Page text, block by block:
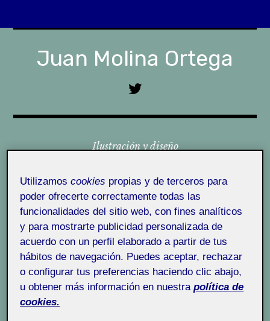
contentJuan Molina Ortega
i
t
r
U
O
C
u
n
i
v
Ilustración y diseño
Menu
¿Quién soy?
ActiFolio:Actividad 8) Reflexión y cierre
Utilizamoscookies propias y de terceros para
poder ofrecerte correctamente todas las
funcionalidades del sitio web, con fines analíticos
y para mostrarte publicidad personalizada de
acuerdo con un perfil elaborado a partir de tus
hábitos de navegación. Puedes aceptar, rechazar
o configurar tus preferencias haciendo clic abajo,
u obtener más información en nuestra política de
cookies.